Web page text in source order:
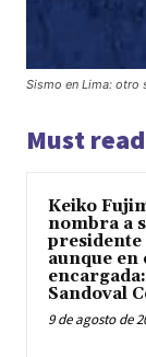
Sismo en Lima: otro
Must read
Keiko
nombra a
presidente
aunque en
Sandoval
9 de agosto de